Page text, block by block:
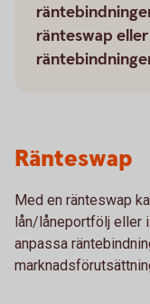
ränteswap
Ränteswap
Med en ränteswap
lån/låneportfölj eller
anpassa